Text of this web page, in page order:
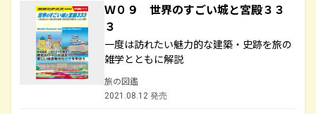
Ｗ０９ 世界のすごい城と宮殿３３
３
一度は訪れたい魅力的な建築・史跡を旅の
雑学とともに解説
旅の図鑑
2021.08.12 発売